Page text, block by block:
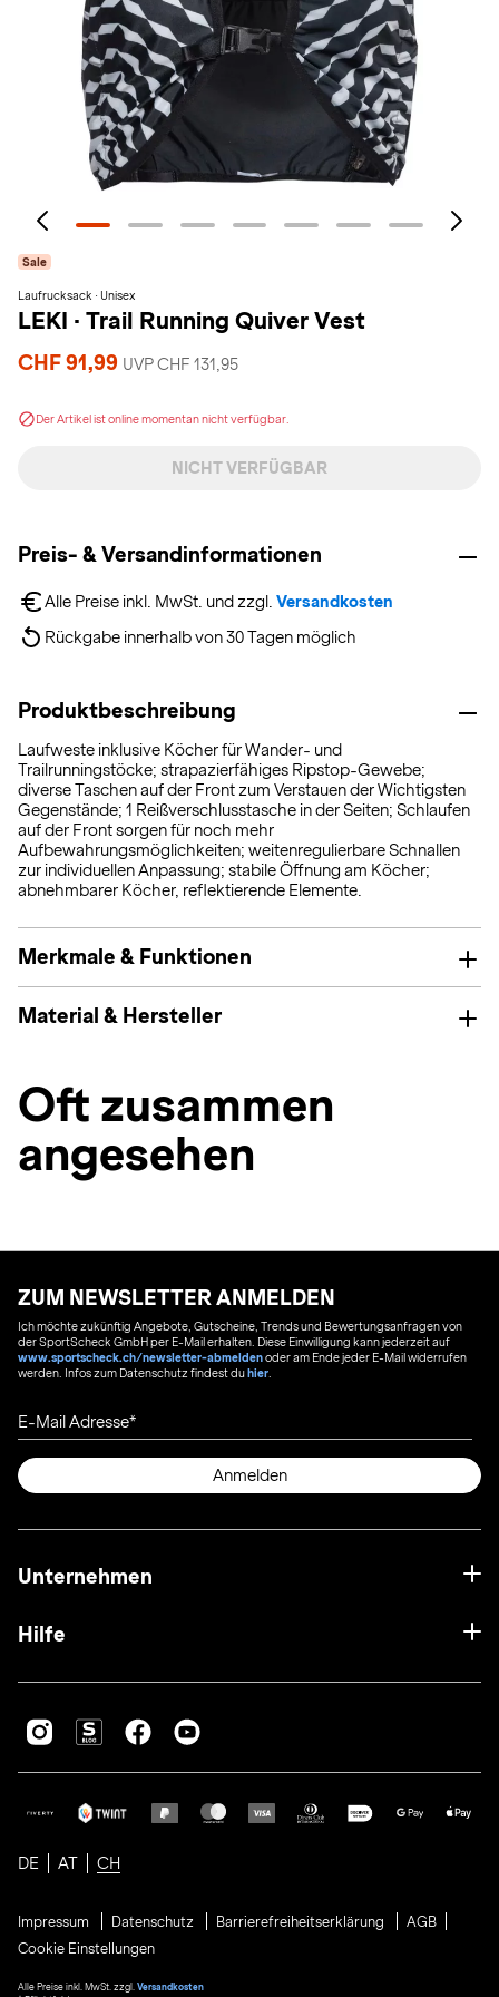
Sale
Laufrucksack · Unisex
LEKI · Trail Running Quiver Vest
CHF 91,99 UVP CHF 131,95
Der Artikel ist online momentan nicht verfügbar.
NICHT VERFÜGBAR
Preis- & Versandinformationen
Alle Preise inkl. MwSt. und zzgl. Versandkosten
Rückgabe innerhalb von 30 Tagen möglich
Produktbeschreibung
Laufweste inklusive Köcher für Wander- und
Trailrunningstöcke; strapazierfähiges Ripstop-Gewebe;
diverse Taschen auf der Front zum Verstauen der Wichtigsten
Gegenstände; 1 Reißverschlusstasche in der Seiten; Schlaufen
auf der Front sorgen für noch mehr
Aufbewahrungsmöglichkeiten; weitenregulierbare Schnallen
zur individuellen Anpassung; stabile Öffnung am Köcher;
abnehmbarer Köcher, reflektierende Elemente.
Merkmale & Funktionen
Material & Hersteller
Oft zusammen
angesehen
ZUM NEWSLETTER ANMELDEN
Ich möchte zukünftig Angebote, Gutscheine, Trends und Bewertungsanfragen von
der SportScheck GmbH per E-Mail erhalten. Diese Einwilligung kann jederzeit auf
www.sportscheck.ch/newsletter-abmeldenoder am Ende jeder E-Mail widerrufen
werden. Infos zum Datenschutz findest duhier
E-Mail Adresse
Anmelden
Unternehmen
Hilfe
DE AT CH
Impressum Datenschutz Barrierefreiheitserklärung
AGB
Cookie Einstellungen
Alle Preise inkl. MwSt. zzgl. Versandkosten